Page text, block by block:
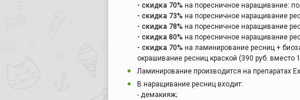
- скидка 70% на поресничное наращивание:
- скидка 73% на поресничное наращивание
- скидка 78% на поресничное наращивание
- скидка 80% на поресничное наращивание
- скидка 70% на ламинирование ресниц +
окрашивание ресниц краской (390 руб. вместо
Ламинирование производится на препаратах
В наращивание ресниц входит:
- демакияж;